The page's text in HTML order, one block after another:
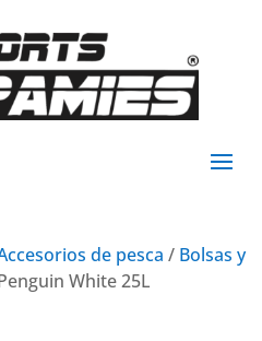
de pesca / Bolsas y
White 25L